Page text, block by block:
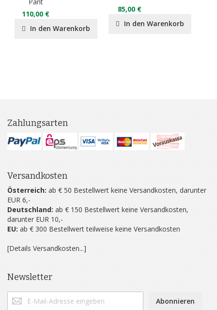
110,00 €
In den Warenkorb
85,00 €
In den Warenkorb
Zahlungsarten
Versandkosten
Österreich: ab € 50 Bestellwert keine Versandkosten, darunter
EUR 6,-
Deutschland: ab € 150 Bestellwert keine Versandkosten,
darunter EUR 10,-
EU: ab € 300 Bestellwert teilweise keine Versandkosten
[Details Versandkosten...]
Newsletter
Abonnieren